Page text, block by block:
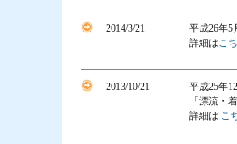
2014/3/21
平成26年5
詳細はこ
2013/10/21
平成25年
「漂流・
詳細は こ